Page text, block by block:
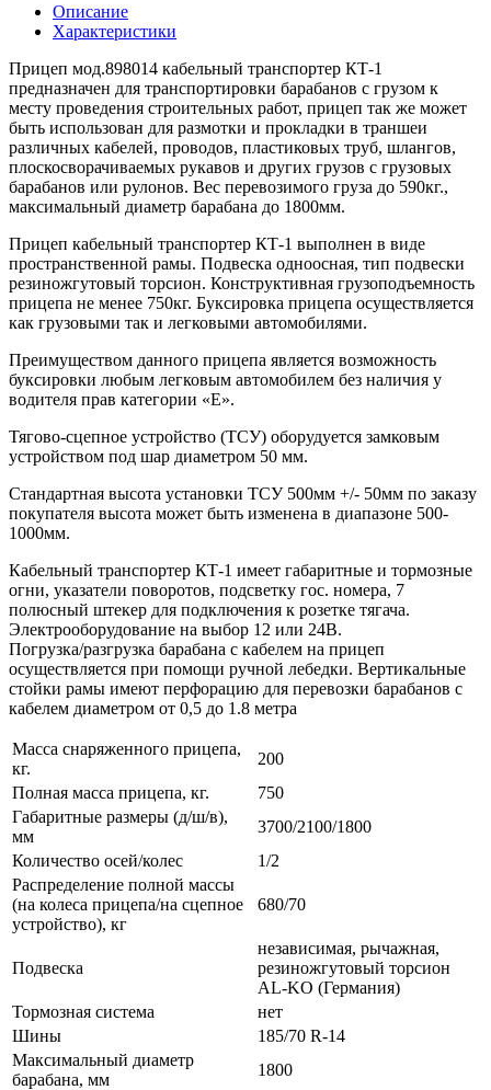
Описание
Характеристики
Прицеп мод.898014 кабельный транспортер КТ-1
предназначен для транспортировки барабанов с грузом к
месту проведения строительных работ, прицеп так же может
быть использован для размотки и прокладки в траншеи
различных кабелей, проводов, пластиковых труб, шлангов,
плоскосворачиваемых рукавов и других грузов с грузовых
барабанов или рулонов. Вес перевозимого груза до 590кг.,
максимальный диаметр барабана до 1800мм.
Прицеп кабельный транспортер КТ-1 выполнен в виде
пространственной рамы. Подвеска одноосная, тип подвески
резиножгутовый торсион. Конструктивная грузоподъемность
прицепа не менее 750кг. Буксировка прицепа осуществляется
как грузовыми так и легковыми автомобилями.
Преимуществом данного прицепа является возможность
буксировки любым легковым автомобилем без наличия у
водителя прав категории «Е».
Тягово-сцепное устройство (ТСУ) оборудуется замковым
устройством под шар диаметром 50 мм.
Стандартная высота установки ТСУ 500мм +/- 50мм по заказу
покупателя высота может быть изменена в диапазоне 500-
1000мм.
Кабельный транспортер КТ-1 имеет габаритные и тормозные
огни, указатели поворотов, подсветку гос. номера, 7
полюсный штекер для подключения к розетке тягача.
Электрооборудование на выбор 12 или 24В.
Погрузка/разгрузка барабана с кабелем на прицеп
осуществляется при помощи ручной лебедки. Вертикальные
стойки рамы имеют перфорацию для перевозки барабанов с
кабелем диаметром от 0,5 до 1.8 метра
Масса снаряженного прицепа,
кг.
200
Полная масса прицепа, кг.
750
Габаритные размеры (д/ш/в),
мм
3700/2100/1800
Количество осей/колес
1/2
Распределение полной массы
(на колеса прицепа/на сцепное
устройство), кг
680/70
Подвеска
независимая, рычажная,
резиножгутовый торсион
AL-KO (Германия)
Тормозная система
нет
Шины
185/70 R-14
Максимальный диаметр
барабана, мм
1800